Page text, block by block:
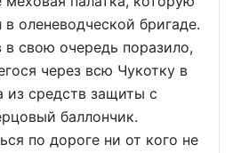
оленеводческой бригаде.
свою очередь поразило,
через всю Чукотку в
из средств защиты с
баллончик.
по дороге ни от кого не